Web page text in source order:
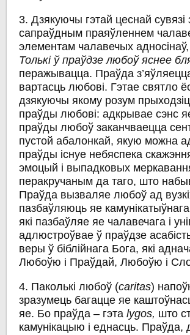
3. Дзякуючы гэтай цеснай
сапраўдным праяўленнем
элементам чалавечых
Толькі ў праўдзе любоў яснее
перажывацца. Праўда
вартасць любові. Гэтае святло
дзякуючы якому розум
праўды любові: адкрывае сэнс
праўды любоў заканчваецца
пустой абалонкай, якую можна
праўды існуе небяспека
эмоцый і выпадковых
перакручаным да таго, што
Праўда вызваляе любоў ад
пазбаўляюць яе
які пазбаўляе яе чалавечага і
адлюстроўвае ў праўдзе
веры ў біблійнага Бога, які
Любоўю i Праўдай, Любоўю i
4. Паколькі любоў (caritas)
зразумець багацце яе
яе. Бо праўда – гэтаlуgos, што
камунікацыю i еднасць.